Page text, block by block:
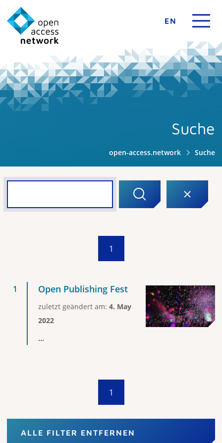
EN
Suche
open-access.network Suche
1
Open Publishing Fest
zuletzt geändert am: 4. May
2022
...
1
ALLE FILTER ENTFERNEN